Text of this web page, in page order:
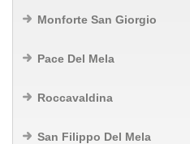
Monforte San Giorgio
Pace Del Mela
Roccavaldina
San Filippo Del Mela